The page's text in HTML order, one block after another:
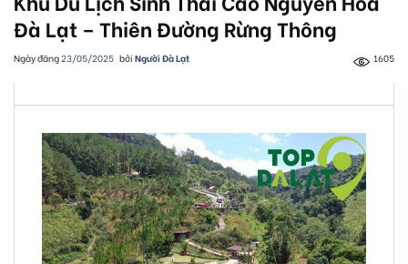
Đà Lạt – Thiên Đường Rừng Thông
Ngày đăng 23/05/2025 bởi Người Đà Lạt 1605